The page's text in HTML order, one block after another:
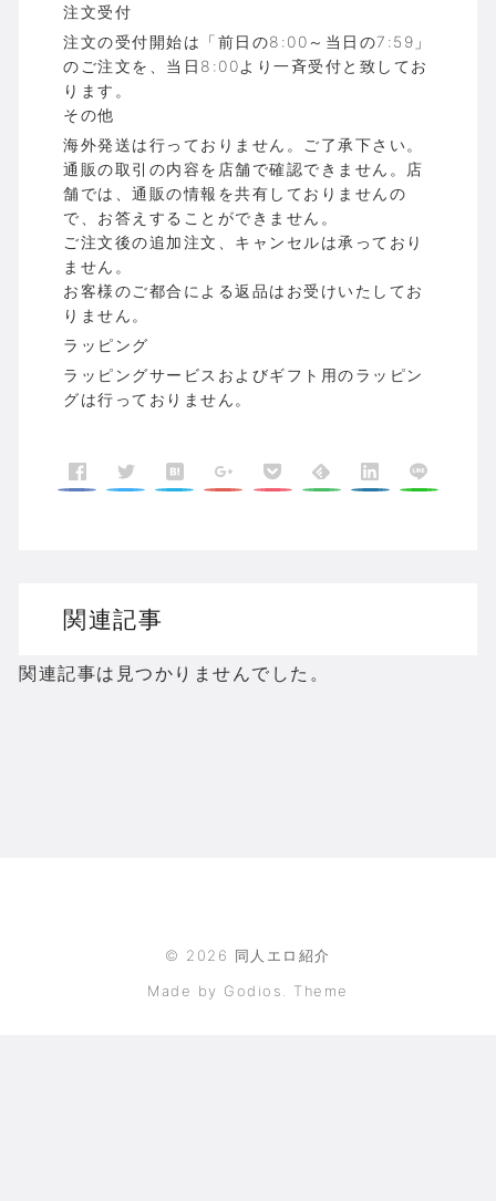
注文受付
注文の受付開始は「前日の8:00～当日の7:59」
のご注文を、当日8:00より一斉受付と致してお
ります。
その他
海外発送は行っておりません。ご了承下さい。
通販の取引の内容を店舗で確認できません。店
舗では、通販の情報を共有しておりませんの
で、お答えすることができません。
ご注文後の追加注文、キャンセルは承っており
ません。
お客様のご都合による返品はお受けいたしてお
りません。
ラッピング
ラッピングサービスおよびギフト用のラッピン
グは行っておりません。
関連記事
関連記事は見つかりませんでした。
© 2026 同人エロ紹介
Made by Godios. Theme